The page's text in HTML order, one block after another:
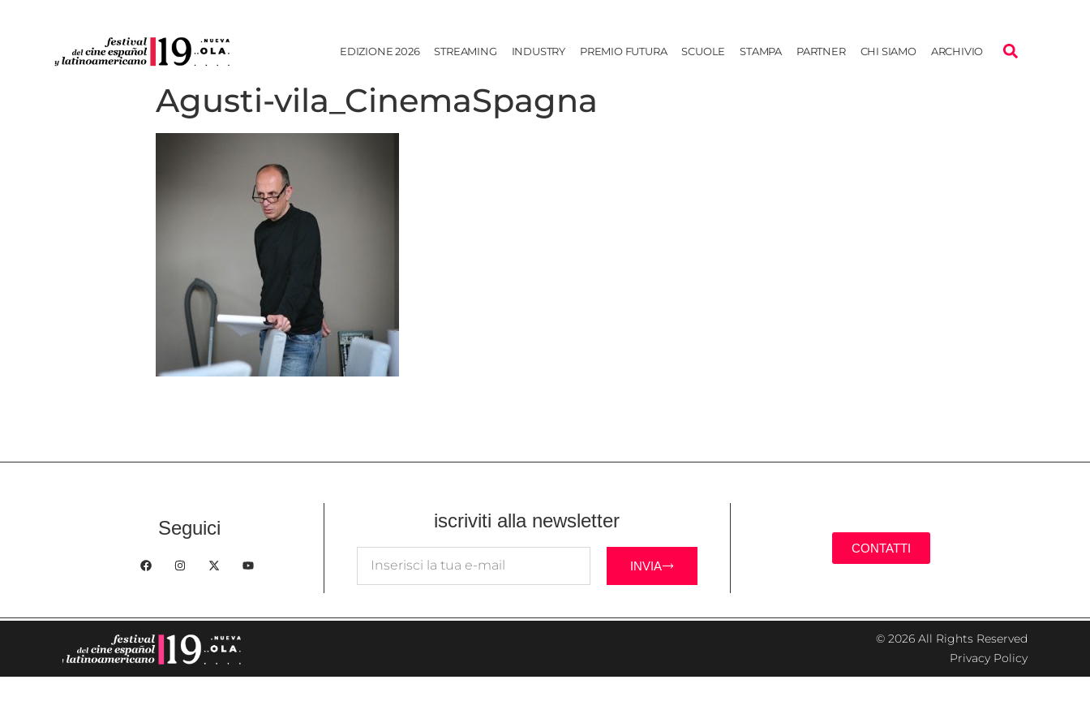
EDIZIONE 2026 STREAMING INDUSTRY PREMIO FUTURA SCUOLE STAMPA PARTNER CHI SIAMO ARCHIVIO
Agusti-vila_CinemaSpagna
Seguici iscriviti alla newsletter
INVIA
CONTATTI
© 2026 All Rights Reserved
Privacy Policy